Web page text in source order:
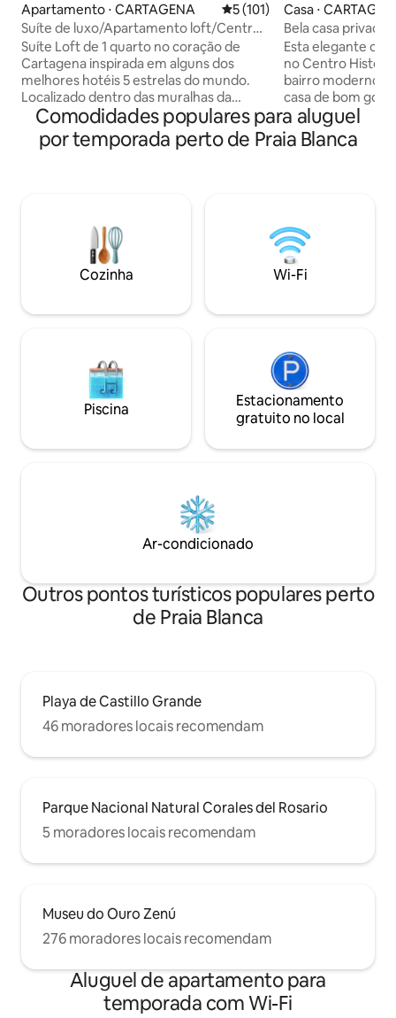
Apartamento ⋅ CARTAGENA 5 de uma avaliação média de
5 (101)
Suíte de luxo/Apartamento loft/Centro
da cidade
Suíte Loft de 1 quarto no coração de
Cartagena inspirada em alguns dos
melhores hotéis 5 estrelas do mundo.
Localizado dentro das muralhas da
cidade velha, a uma curta distância a pé
de lojas, entretenimento, restaurantes,
discotecas e bares. Desfrute de uma
Queen, TV, Netflix e Wi-Fi de 400 Mb.
Nosso apartamento moderno com vibe
de praia é perfeito para um casal
desfrutar e relaxar Insta
Casa ⋅
Bela casa
piscina.
Esta elegante
no Centro
bairro moderno
casa de bom
romântico. Esta
uma piscina
pequeno terraço
histórica
ótimos detalhes,
madeira, banho
de qualidade.
Comodidades populares para aluguel
por temporada perto de Praia Blanca
Cozinha Wi-Fi
Piscina
Estacionamento
gratuito no local
Ar-condicionado
Outros pontos turísticos populares perto
de Praia Blanca
Playa de Castillo Grande
46 moradores locais recomendam
Parque Nacional Natural Corales del Rosario
5 moradores locais recomendam
Museu do Ouro Zenú
276 moradores locais recomendam
Aluguel de apartamento para
temporada com Wi-Fi